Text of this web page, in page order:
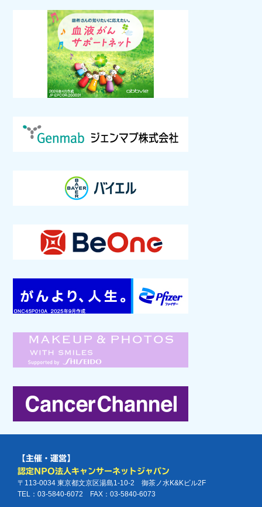
【主催・運営】
認定NPO法人キャンサーネットジャパン
〒113-0034 東京都文京区湯島1-10-2 御茶ノ水K&Kビル2F
TEL：03-5840-6072 FAX：03-5840-6073